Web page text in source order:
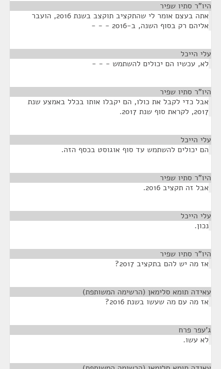
היו"ר סתיו שפיר
אתה בעצם אומר לי שהתקציב תוקצב בשנת 2016, הועבר
אליהם רק בסוף השנה, ב-2016 - - -
עלי הייכל
לא, עכשיו הם יכולים להשתמש - - -
היו"ר סתיו שפיר
אבל כדי לקבל את כולו, הם יקבלו אותו בכלל באמצע שנת
2017, לקראת סוף שנת 2017.
עלי הייכל
הם יכולים להשתמש עד סוף אוגוסט בכסף הזה.
היו"ר סתיו שפיר
אבל זה תקציב 2016.
עלי הייכל
נכון.
היו"ר סתיו שפיר
אז מה יש להם בתקציב 2017?
עאידה תומא סלימאן (הרשימה המשותפת)
אז מה עם מה שעשו בשנת 2016?
ג'עפר פרח
לא עשו.